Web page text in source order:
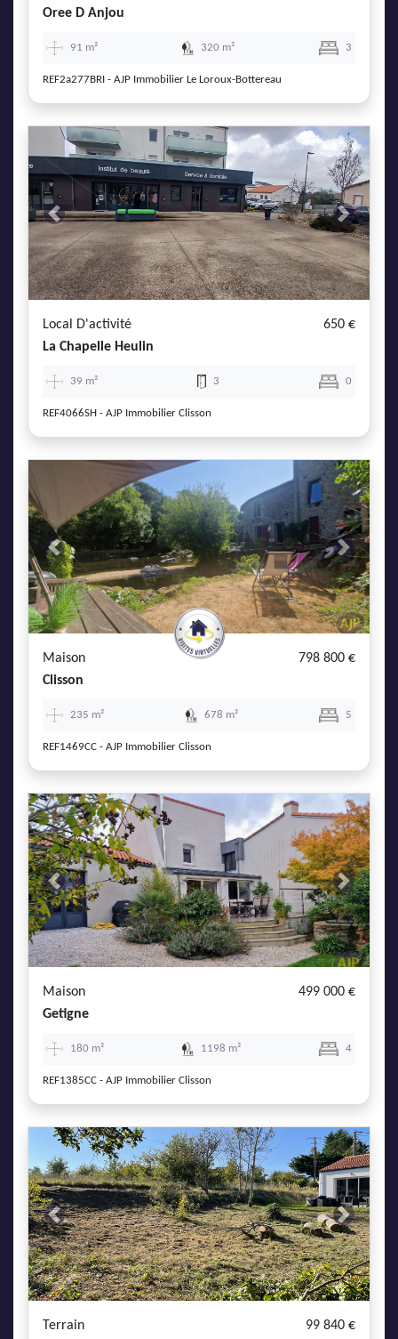
Oree D Anjou
91 m² 320 m² 3
REF2a277BRI - AJP Immobilier Le Loroux-Bottereau
Previous Next
Local D'activité
650 €
La Chapelle Heulin
39 m² 3 0
REF4066SH - AJP Immobilier Clisson
Previous Next
Maison
798 800 €
Clisson
235 m² 678 m² 5
REF1469CC - AJP Immobilier Clisson
Previous Next
Maison
499 000 €
Getigne
180 m² 1198 m² 4
REF1385CC - AJP Immobilier Clisson
Previous Next
Terrain
99 840 €